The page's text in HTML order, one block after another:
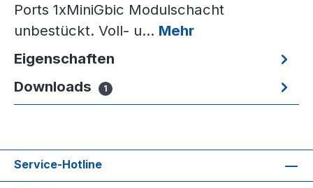
Ports 1xMiniGbic Modulschacht
unbestückt. Voll- u… Mehr
Eigenschaften
Downloads
1
Service-Hotline